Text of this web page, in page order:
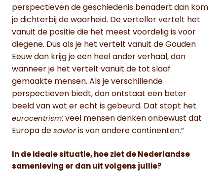
perspectieven de geschiedenis benadert dan kom
je dichterbij de waarheid. De verteller vertelt het
vanuit de positie die het meest voordelig is voor
diegene. Dus als je het vertelt vanuit de Gouden
Eeuw dan krijg je een heel ander verhaal, dan
wanneer je het vertelt vanuit de tot slaaf
gemaakte mensen. Als je verschillende
perspectieven biedt, dan ontstaat een beter
beeld van wat er echt is gebeurd. Dat stopt het
eurocentrism: veel mensen denken onbewust dat
Europa de savior is van andere continenten.”
In de ideale situatie, hoe ziet de Nederlandse
samenleving er dan uit volgens jullie?